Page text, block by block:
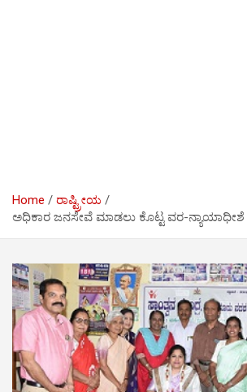
Home
ರಾಷ್ಟ್ರೀಯ
ಅಧಿಕಾರ ಜನಸೇವೆ ಮಾಡಲು ಕೊಟ್ಟ ವರ-ನ್ಯಾಯಾಧೀಶೆ